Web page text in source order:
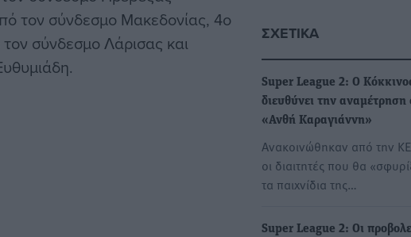
τον σύνδεσμο Μακεδονίας, 4ο
σύνδεσμο Λάρισας και
ΣΧΕΤΙΚΆ
Super League 2: Ο
διευθύνει την αναμέτρηση
«Ανθή Καραγιάννη»
Ανακοινώθηκαν από την
οι διαιτητές που θα
τα παιχνίδια της…
Super League 2: Οι